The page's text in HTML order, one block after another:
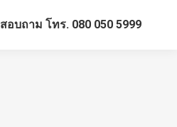
สอบถาม โทร. 080 050 5999
สอบถาม โทร. 080 050 5999